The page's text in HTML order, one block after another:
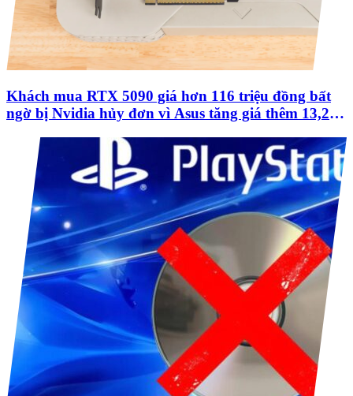
Khách mua RTX 5090 giá hơn 116 triệu đồng bất
ngờ bị Nvidia hủy đơn vì Asus tăng giá thêm 13,2